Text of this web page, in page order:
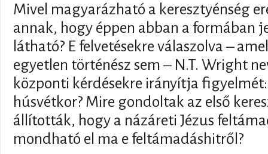
Mivel magyarázható a keresztyénség
annak, hogy éppen abban a formában
látható? E felvetésekre válaszolva –
egyetlen történész sem – N.T. Wright
központi kérdésekre irányítja
húsvétkor? Mire gondoltak az első
állították, hogy a názáreti Jézus
mondható el ma e feltámadáshitről?